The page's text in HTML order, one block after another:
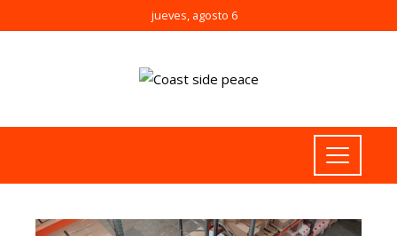
jueves, agosto 6